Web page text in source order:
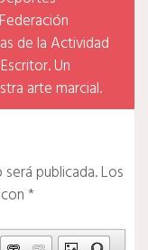
de la Actividad
Un
arte marcial.
publicada.Los
*